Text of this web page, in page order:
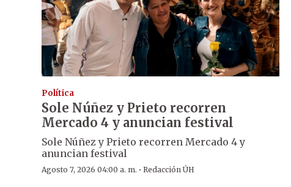
Política
Sole Núñez y Prieto recorren
Mercado 4 y anuncian festival
Sole Núñez y Prieto recorren Mercado 4 y
anuncian festival
Agosto 7, 2026 04:00 a. m. · Redacción ÚH